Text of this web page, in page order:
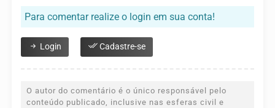
Para comentar realize o login em sua conta!
Login Cadastre-se
O autor do comentário é o único responsável pelo
conteúdo publicado, inclusive nas esferas civil e